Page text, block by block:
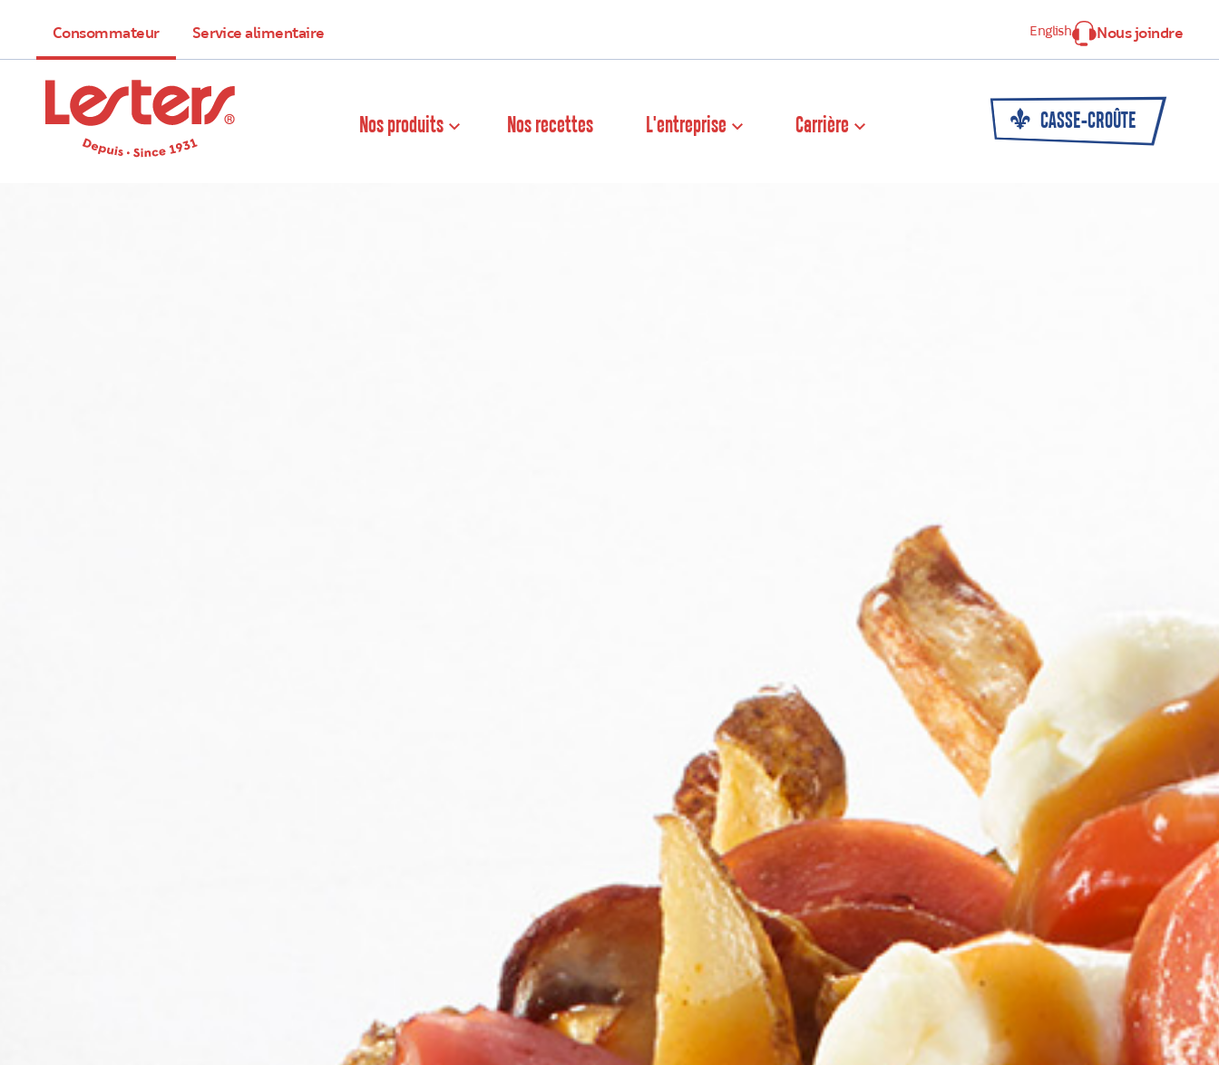
Consommateur Service alimentaire English Nous joindre
Nos produits Nos recettes L'entreprise Carrière CASSE-CROÛTE